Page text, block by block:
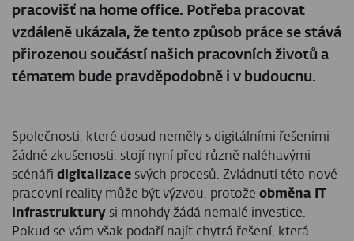
pracovišť na home office. Potřeba pracovat
vzdáleně ukázala, že tento způsob práce se stává
přirozenou součástí našich pracovních životů a
tématem bude pravděpodobně i v budoucnu.
Společnosti, které dosud neměly s digitálními řešeními
žádné zkušenosti, stojí nyní před různě naléhavými
scénáři digitalizace svých procesů. Zvládnutí této nové
pracovní reality může být výzvou, protože obměna IT
infrastruktury si mnohdy žádá nemalé investice.
Pokud se vám však podaří najít chytrá řešení, která